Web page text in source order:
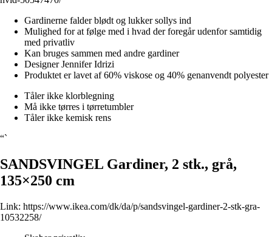
Gardinerne falder blødt og lukker sollys ind
Mulighed for at følge med i hvad der foregår udenfor samtidig
med privatliv
Kan bruges sammen med andre gardiner
Designer Jennifer Idrizi
Produktet er lavet af 60% viskose og 40% genanvendt polyester
Tåler ikke klorblegning
Må ikke tørres i tørretumbler
Tåler ikke kemisk rens
“`
SANDSVINGEL Gardiner, 2 stk., grå,
135×250 cm
Link: https://www.ikea.com/dk/da/p/sandsvingel-gardiner-2-stk-gra-
10532258/